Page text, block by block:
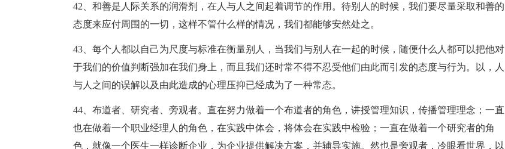
42、和善是人际关系的润滑剂，在人与人之间起着调节的作用。待别人的时候，我们要尽量采取和善的
态度来应付周围的一切，这样不管什么样的情况，我们都能够安然处之。
43、每个人都以自己为尺度与标准在衡量别人，当我们与别人在一起的时候，随便什么人都可以把他对
于我们的价值判断强加在我们身上，而且我们还时常不得不忍受他们由此而引发的态度与行为。以，人
与人之间的误解以及由此造成的心理压抑已经成为了一种常态。
44、布道者、研究者、旁观者。直在努力做着一个布道者的角色，讲授管理知识，传播管理理念；一直
也在做着一个职业经理人的角色，在实践中体会，将体会在实践中检验；一直在做着一个研究者的角
色，就像一个医生一样诊断企业，为企业提供解决方案，并辅导实施。然也是旁观者，冷眼看世界，以